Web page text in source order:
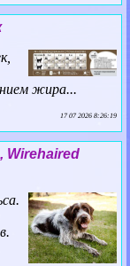
жира...
17 07 2026 8:26:19